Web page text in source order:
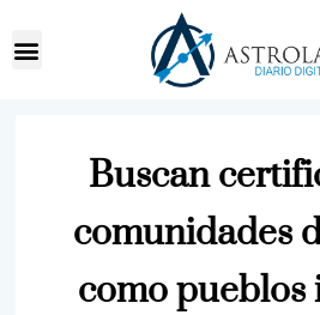
Buscan
comunidades
como pueblos